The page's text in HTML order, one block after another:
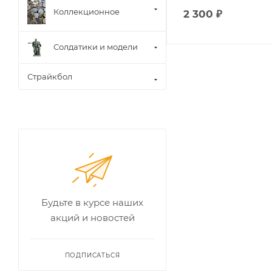
2 300 ₽
Коллекционное
Солдатики и модели
Страйкбол
Будьте в курсе наших
акций и новостей
ПОДПИСАТЬСЯ